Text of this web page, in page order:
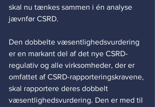
skal nu tænkes sammen i én analyse
jævnfør CSRD.
Den dobbelte væsentlighedsvurdering
er en markant del af det nye CSRD-
regulativ og alle virksomheder, der er
omfattet af CSRD-rapporteringskravene,
skal rapportere deres dobbelt
væsentlighedsvurdering. Den er med til